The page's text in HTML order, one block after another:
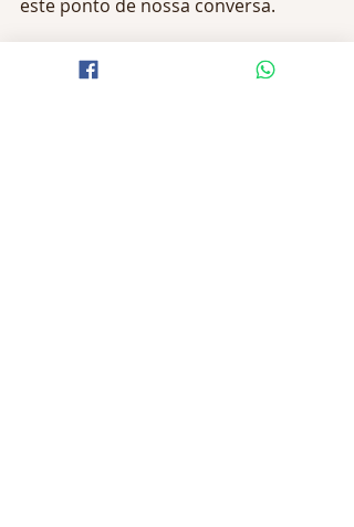
este ponto de nossa conversa.
Na semana passada escrevi: o que
levar em consideração na hora de